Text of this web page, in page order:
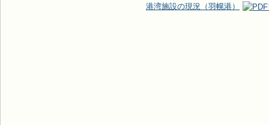
港湾施設の現況（羽幌港）